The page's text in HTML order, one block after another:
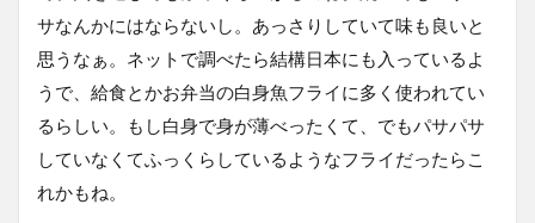
サなんかにはならないし。あっさりしていて味も良いと
思うなぁ。ネットで調べたら結構日本にも入っているよ
うで、給食とかお弁当の白身魚フライに多く使われてい
るらしい。もし白身で身が薄べったくて、でもパサパサ
していなくてふっくらしているようなフライだったらこ
れかもね。